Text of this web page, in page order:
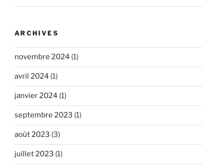
ARCHIVES
novembre 2024 (1)
avril 2024 (1)
janvier 2024 (1)
septembre 2023 (1)
août 2023 (3)
juillet 2023 (1)